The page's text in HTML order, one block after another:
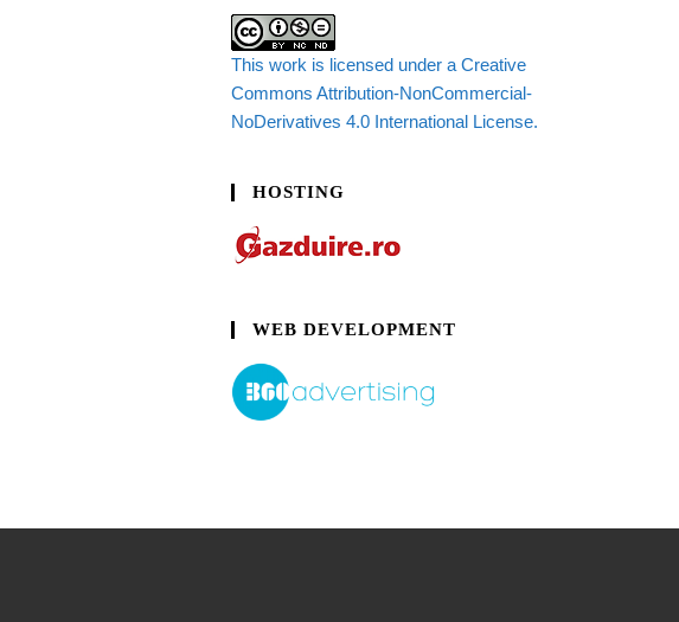
This work is licensed under a Creative
Commons Attribution-NonCommercial-
NoDerivatives 4.0 International License.
HOSTING
WEB DEVELOPMENT